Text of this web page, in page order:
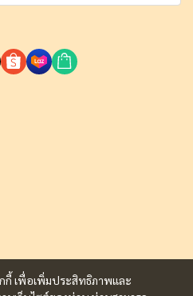
กี้ เพื่อเพิ่มประสิทธิภาพและ